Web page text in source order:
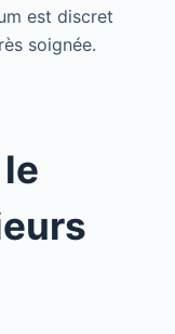
est discret
soignée.